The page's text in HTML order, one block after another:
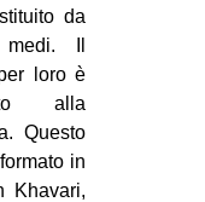
da
Il
loro è
alla
Questo
in
Khavari,